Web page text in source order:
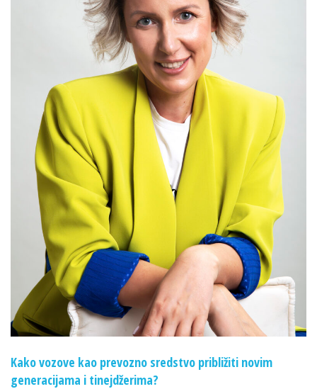
Kako vozove kao prevozno sredstvo približiti novim
generacijama i tinejdžerima?